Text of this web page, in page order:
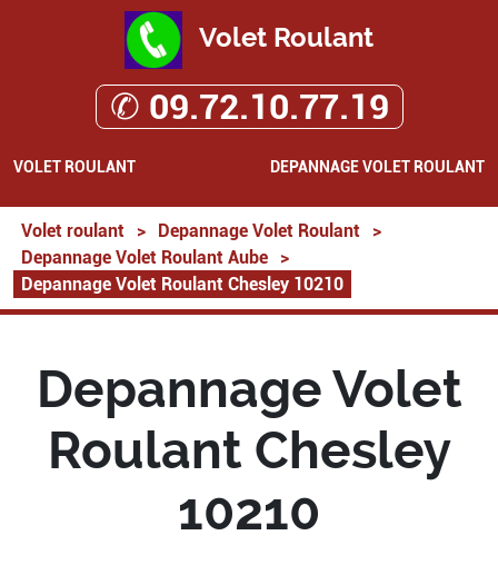
Volet Roulant
✆ 09.72.10.77.19
VOLET ROULANT DEPANNAGE VOLET ROULANT
Volet roulant > Depannage Volet Roulant
>
Depannage Volet Roulant Aube
>
Depannage Volet Roulant Chesley 10210
Depannage Volet
Roulant Chesley
10210